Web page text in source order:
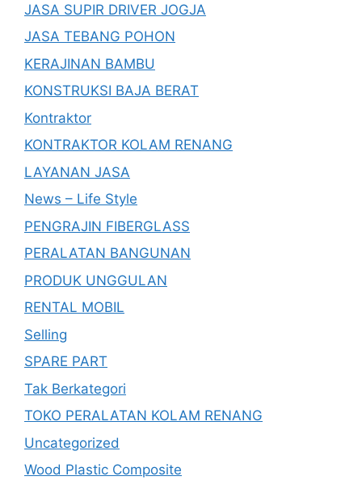
JASA SUPIR DRIVER JOGJA
JASA TEBANG POHON
KERAJINAN BAMBU
KONSTRUKSI BAJA BERAT
Kontraktor
KONTRAKTOR KOLAM RENANG
LAYANAN JASA
News – Life Style
PENGRAJIN FIBERGLASS
PERALATAN BANGUNAN
PRODUK UNGGULAN
RENTAL MOBIL
Selling
SPARE PART
Tak Berkategori
TOKO PERALATAN KOLAM RENANG
Uncategorized
Wood Plastic Composite